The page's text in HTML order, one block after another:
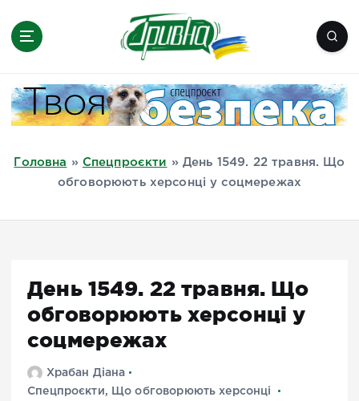
Миколаїв, Одеса, Мелітополь
Головна » Спецпроєкти » День 1549. 22 травня. Що
обговорюють херсонці у соцмережах
День 1549. 22 травня. Що
обговорюють херсонці у
соцмережах
Храбан Діана
Спецпроєкти,
Що обговорюють херсонці